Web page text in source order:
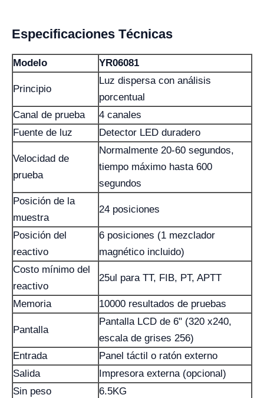
Especificaciones Técnicas
Modelo YR06081
Principio
Luz dispersa con análisis
porcentual
Canal de prueba
4 canales
Fuente de luz
Detector LED duradero
Velocidad de
prueba
Normalmente 20-60 segundos,
tiempo máximo hasta 600
segundos
Posición de la
muestra
24 posiciones
Posición del
reactivo
6 posiciones (1 mezclador
magnético incluido)
Costo mínimo del
reactivo
25ul para TT, FIB, PT, APTT
Memoria 10000 resultados de pruebas
Pantalla
Pantalla LCD de 6" (320 x240,
escala de grises 256)
Entrada
Panel táctil o ratón externo
Salida
Impresora externa (opcional)
Sin peso
6.5KG